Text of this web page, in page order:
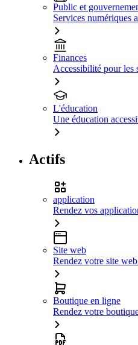
Public et
Services numériques
Finances
Accessibilité pour les
L'éducation
Une éducation
Actifs
application
Rendez vos
Site web
Rendez votre site
Boutique en ligne
Rendez votre